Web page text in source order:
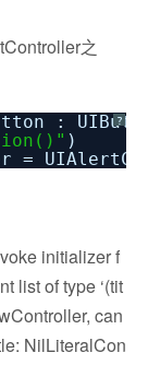
之
?
:
)
=
initializer f
list of type ‘(tit
can
NilLiteralCon